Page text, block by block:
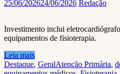
25/06/202624/06/2026 Redação
Investimento inclui
equipamentos de fisioterapia.
Leia mais
Destaque, GeralAtenção Primária,